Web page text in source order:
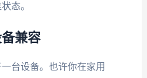
态。
兼容
台设备。也许你在家用